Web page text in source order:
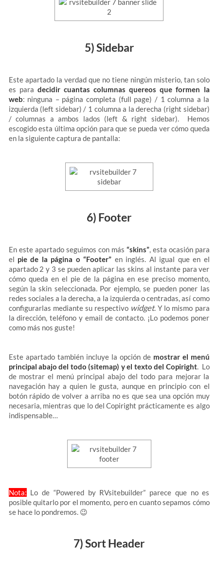
5) Sidebar
Este apartado la verdad que no tiene ningún misterio, tan solo
es para decidir cuantas columnas quereos que formen la
web: ninguna – página completa (full page) / 1 columna a la
izquierda (left sidebar) / 1 columna a la derecha (right sidebar)
/ columnas a ambos lados (left & right sidebar). Hemos
escogido esta última opción para que se pueda ver cómo queda
en la siguiente captura de pantalla:
6) Footer
En este apartado seguimos con más “skins”, esta ocasión para
el pie de la página o “Footer” en inglés. Al igual que en el
apartado 2 y 3 se pueden aplicar las skins al instante para ver
cómo queda en el pie de la página en ese preciso momento,
según la skin seleccionada. Por ejemplo, se pueden poner las
redes sociales a la derecha, a la izquierda o centradas, así como
configurarlas mediante su respectivo widget. Y lo mismo para
la dirección, teléfono y email de contacto. ¡Lo podemos poner
como más nos guste!
Este apartado también incluye la opción de mostrar el menú
principal abajo del todo (sitemap) y el texto del Copiright. Lo
de mostrar el menú principal abajo del todo para mejorar la
navegación hay a quien le gusta, aunque en principio con el
botón rápido de volver a arriba no es que sea una opción muy
necesaria, mientras que lo del Copiright prácticamente es algo
indispensable…
Nota: Lo de “Powered by RVsitebuilder” parece que no es
posible quitarlo por el momento, pero en cuanto sepamos cómo
se hace lo pondremos. 😉
7) Sort Header